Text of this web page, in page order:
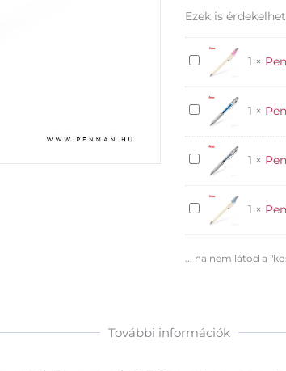
05
green
tollbetét
mennyiség
Ezek is
Pentel
Energel
Clena
zselés
pink
dekor
1 ×
Pentel
Energel
Infree
golyóstoll
1 ×
Pentel
Energel
Infree
golyóstoll
1 ×
Pentel
Energel
zselés
dekor
1 ×
... ha nem látod a
További információk